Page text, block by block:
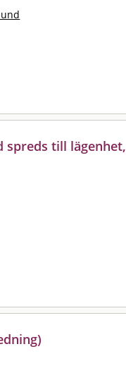
spreds till lägenhet,